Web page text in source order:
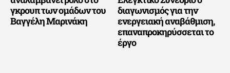
γκρουπ των ομάδων του
Βαγγέλη Μαρινάκη
διαγωνισμός για την
ενεργειακή αναβάθμιση,
επαναπροκηρύσσεται το
έργο